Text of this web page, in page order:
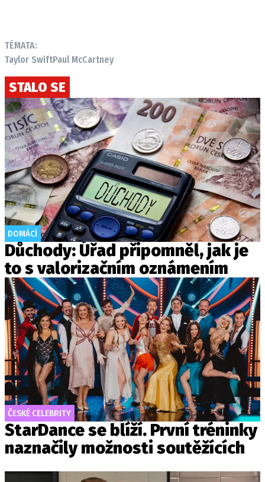
TÉMATA:
Taylor SwiftPaul McCartney
STALO SE
DOMÁCÍ
Důchody: Úřad připomněl, jak je
to s valorizačním oznámením
ČESKÉ CELEBRITY
StarDance se blíží. První tréninky
naznačily možnosti soutěžících